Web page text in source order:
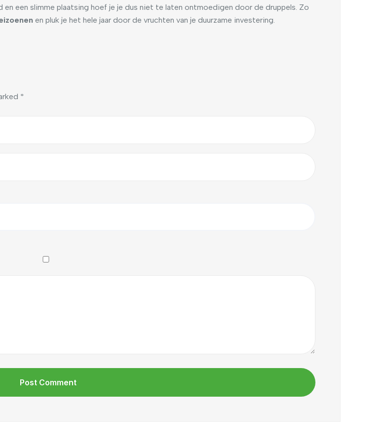
een slimme plaatsing hoef je je dus niet te laten ontmoedigen door de druppels. Zo
en pluk je het hele jaar door de vruchten van je duurzame investering.
*